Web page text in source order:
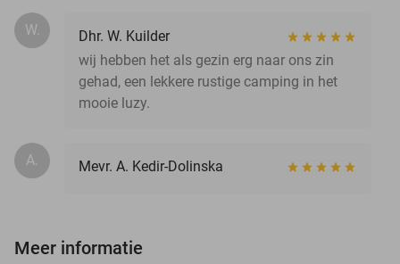
W.
Dhr. W. Kuilder
wij hebben het als gezin erg naar ons zin
gehad, een lekkere rustige camping in het
mooie luzy.
A. Mevr. A. Kedir-Dolinska
Meer informatie